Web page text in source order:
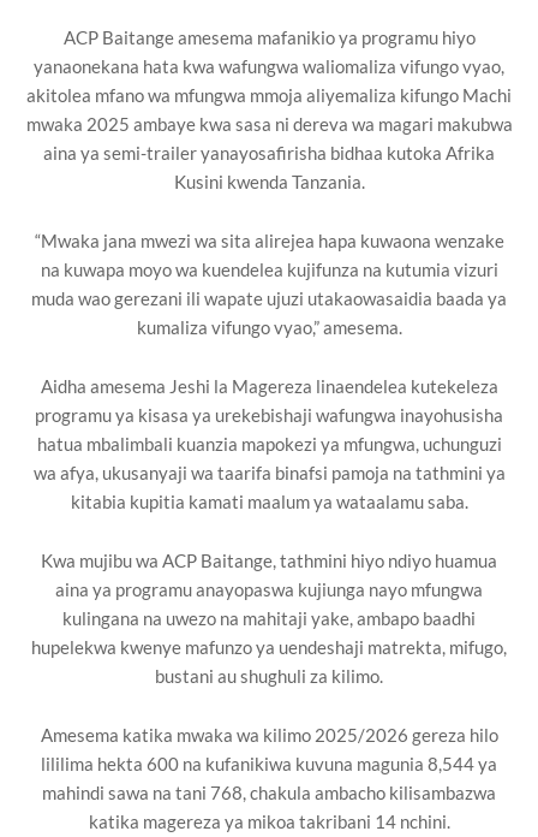
ACP Baitange amesema mafanikio ya programu hiyo
yanaonekana hata kwa wafungwa waliomaliza vifungo vyao,
akitolea mfano wa mfungwa mmoja aliyemaliza kifungo Machi
mwaka 2025 ambaye kwa sasa ni dereva wa magari makubwa
aina ya semi-trailer yanayosafirisha bidhaa kutoka Afrika
Kusini kwenda Tanzania.
“Mwaka jana mwezi wa sita alirejea hapa kuwaona wenzake
na kuwapa moyo wa kuendelea kujifunza na kutumia vizuri
muda wao gerezani ili wapate ujuzi utakaowasaidia baada ya
kumaliza vifungo vyao,” amesema.
Aidha amesema Jeshi la Magereza linaendelea kutekeleza
programu ya kisasa ya urekebishaji wafungwa inayohusisha
hatua mbalimbali kuanzia mapokezi ya mfungwa, uchunguzi
wa afya, ukusanyaji wa taarifa binafsi pamoja na tathmini ya
kitabia kupitia kamati maalum ya wataalamu saba.
Kwa mujibu wa ACP Baitange, tathmini hiyo ndiyo huamua
aina ya programu anayopaswa kujiunga nayo mfungwa
kulingana na uwezo na mahitaji yake, ambapo baadhi
hupelekwa kwenye mafunzo ya uendeshaji matrekta, mifugo,
bustani au shughuli za kilimo.
Amesema katika mwaka wa kilimo 2025/2026 gereza hilo
lililima hekta 600 na kufanikiwa kuvuna magunia 8,544 ya
mahindi sawa na tani 768, chakula ambacho kilisambazwa
katika magereza ya mikoa takribani 14 nchini.